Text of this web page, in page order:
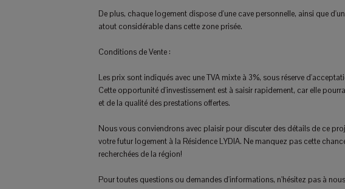
De plus, chaque logement dispose d'une cave personnelle, ainsi que
atout considérable dans cette zone prisée.
Conditions de Vente :
Les prix sont indiqués avec une TVA mixte à 3%, sous réserve
Cette opportunité d'investissement est à saisir rapidement, car elle
et de la qualité des prestations offertes.
Nous vous conviendrons avec plaisir pour discuter des détails de ce
votre futur logement à la Résidence LYDIA. Ne manquez pas cette
recherchées de la région!
Pour toutes questions ou demandes d'informations, n'hésitez pas à